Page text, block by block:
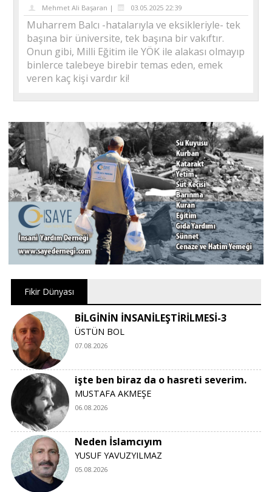
Mehmet Ali Başaran | 03.05.2025 22:39
Muharrem Balcı -hatalarıyla ve eksikleriyle- tek
başına bir üniversite, tek başına bir vakıftır.
Onun gibi, Milli Eğitim ile YÖK ile alakası olmayıp
binlerce talebeye birebir temas eden, emek
veren kaç kişi vardır ki!
Fikir Dünyası
BİLGİNİN İNSANİLEŞTİRİLMESİ-3
ÜSTÜN BOL
07.08.2026
işte ben biraz da o hasreti severim.
MUSTAFA AKMEŞE
06.08.2026
Neden İslamcıyım
YUSUF YAVUZYILMAZ
05.08.2026